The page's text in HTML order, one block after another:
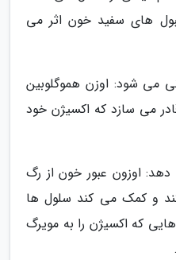
های سفید خون اثر می
می شود: اوزن هموگلوبین
می سازد که اکسیژن خود
اوزون عبور خون از رگ
و کمک می کند سلول ها
که اکسیژن را به مویرگ